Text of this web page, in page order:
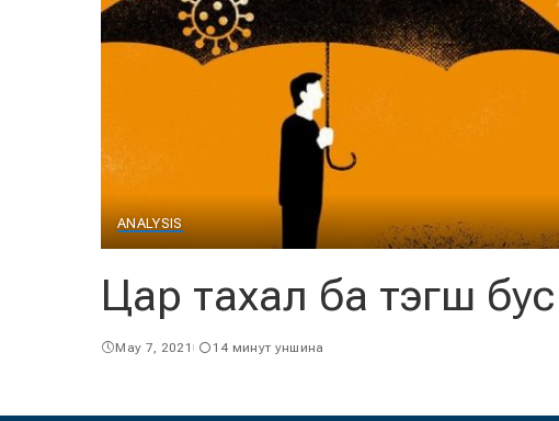
ANALYSIS
Цар тахал ба тэгш
May 7, 2021 14 минут уншина